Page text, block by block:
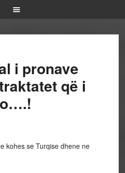
i pronave
që i
kohes se Turqise dhene ne